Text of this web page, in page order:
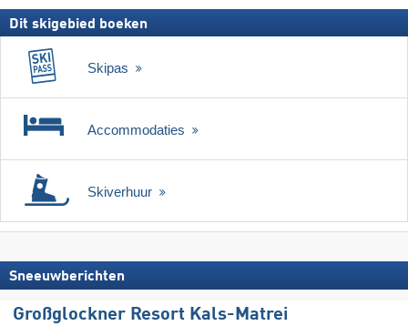
Dit skigebied boeken
Skipas
Accommodaties
Skiverhuur
Sneeuwberichten
Großglockner Resort Kals-Matrei